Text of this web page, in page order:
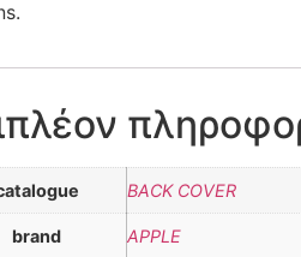
BACK COVER
brand APPLE